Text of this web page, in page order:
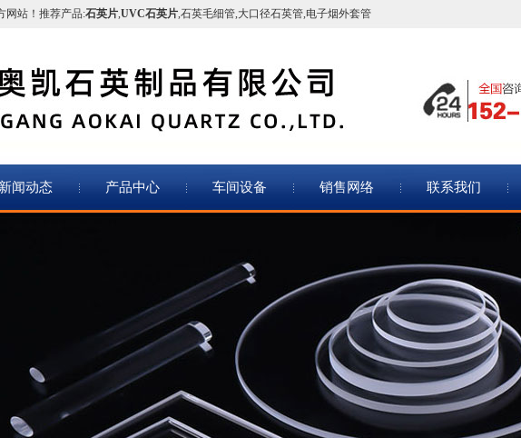
网站！推荐产品:石英片,UVC石英片,石英毛细管,大口径石英管,电子烟外套管
闻动态 产品中心 车间设备 销售网络 联系我们